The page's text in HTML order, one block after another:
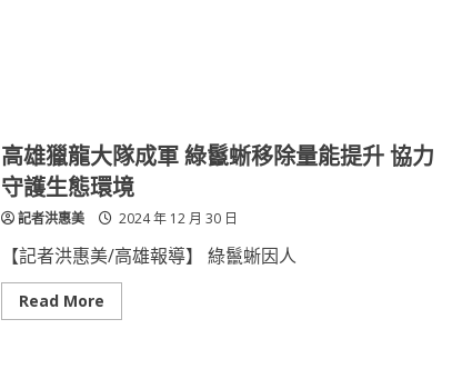
節
假
期
需
儲
備
夠
醫
療
用
血
高雄獵龍大隊成軍 綠鬣蜥移除量能提升 協力
守護生態環境
記者洪惠美 2024 年 12 月 30 日
【記者洪惠美/高雄報導】 綠鬣蜥因人
Read MoreRead
more